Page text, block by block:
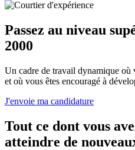
Passez au niveau
2000
Un cadre de travail dynamique où
et où vous êtes encouragé à
J'envoie ma candidature
Tout ce dont vous
atteindre de